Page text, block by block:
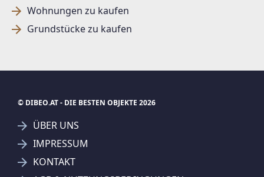
Wohnungen zu kaufen
Grundstücke zu kaufen
SUCHAGENT ANLEGEN FÜR DIE
© DIBEO.AT - DIE BESTEN OBJEKTE 2026
ÜBER UNS
IMPRESSUM
KONTAKT